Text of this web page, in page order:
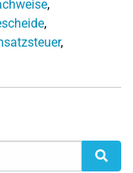
,
,
,